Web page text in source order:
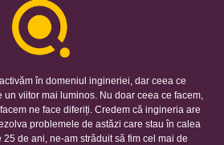
în domeniul ingineriei, dar ceea ce
viitor mai luminos. Nu doar ceea ce facem,
ne face diferiți. Credem că ingineria are
problemele de astăzi care stau în calea
de ani, ne-am străduit să fim cel mai de